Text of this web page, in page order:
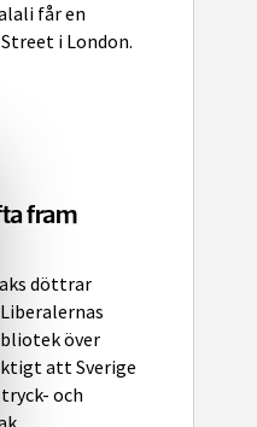
får en
i London.
fram
döttrar
över
att Sverige
och